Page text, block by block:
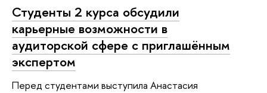
Студенты 2 курса обсудили
карьерные возможности в
аудиторской сфере с приглашённым
экспертом
Перед студентами выступила Анастасия